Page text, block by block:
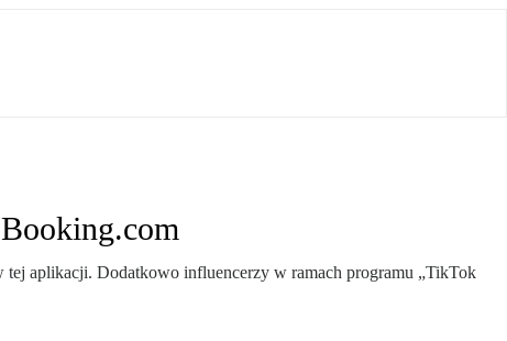
aplikacji. Dodatkowo influencerzy w ramach programu „TikTok